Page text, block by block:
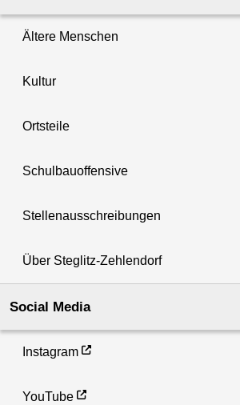
Ältere Menschen
Kultur
Ortsteile
Schulbauoffensive
Stellenausschreibungen
Über Steglitz-Zehlendorf
Social Media
Instagram
YouTube